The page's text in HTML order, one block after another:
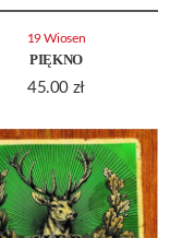
PIĘKNO
45.00 zł
19 Wiosen